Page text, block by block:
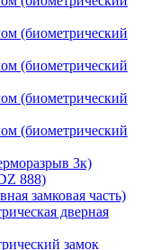
(биометрический
(биометрический
(биометрический
(биометрический
3к)
888)
замковая часть)
дверная
замок